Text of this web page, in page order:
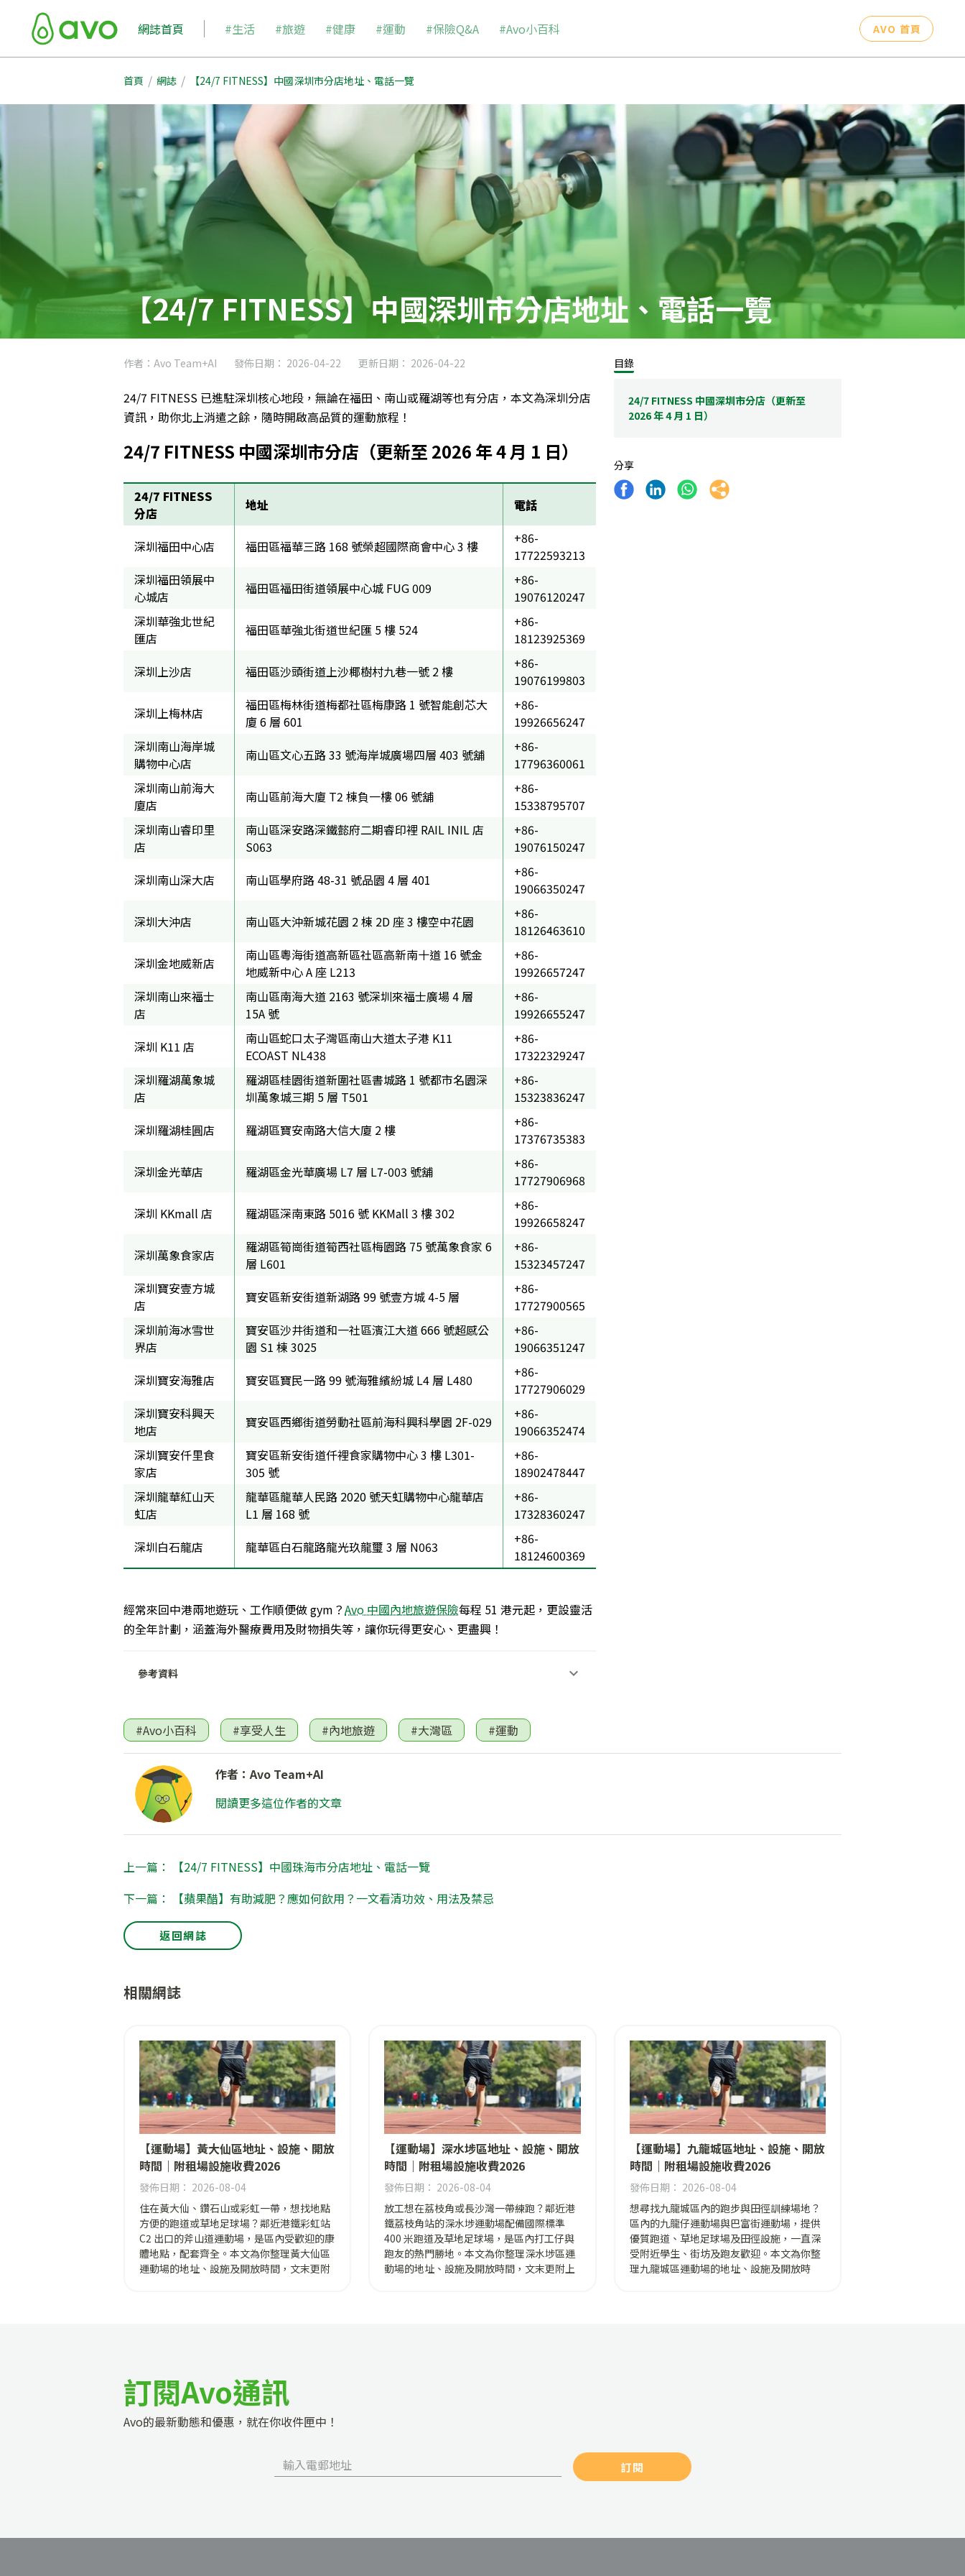
網誌首頁 #生活 #旅遊 #健康 #運動 #保險Q&A #Avo小百科 AVO 首頁
首頁 / 網誌 / 【24/7 FITNESS】中國深圳市分店地址、電話一覽
【24/7 FITNESS】中國深圳市分店地址、電話一覽
作者：Avo Team+AI 發佈日期： 2026-04-22 更新日期： 2026-04-22
24/7 FITNESS 已進駐深圳核心地段，無論在福田、南山或羅湖等也有分店，本文為深圳分店
資訊，助你北上消遣之餘，隨時開啟高品質的運動旅程！
24/7 FITNESS 中國深圳市分店（更新至 2026 年 4 月 1 日）
24/7 FITNESS
分店
地址 電話
深圳福田中心店 福田區福華三路 168 號榮超國際商會中心 3 樓
+86-
17722593213
深圳福田領展中
心城店
福田區福田街道領展中心城 FUG 009
+86-
19076120247
深圳華強北世紀
匯店
福田區華強北街道世紀匯 5 樓 524
+86-
18123925369
深圳上沙店
福田區沙頭街道上沙椰樹村九巷一號 2 樓
+86-
19076199803
深圳上梅林店
福田區梅林街道梅都社區梅康路 1 號智能創芯大
廈 6 層 601
+86-
19926656247
深圳南山海岸城
購物中心店
南山區文心五路 33 號海岸城廣場四層 403 號舖
+86-
17796360061
深圳南山前海大
廈店
南山區前海大廈 T2 棟負一樓 06 號舖
+86-
15338795707
深圳南山睿印里
店
南山區深安路深鐵懿府二期睿印裡 RAIL INIL 店
S063
+86-
19076150247
深圳南山深大店
南山區學府路 48-31 號品園 4 層 401
+86-
19066350247
深圳大沖店
南山區大沖新城花園 2 棟 2D 座 3 樓空中花園
+86-
18126463610
深圳金地威新店
南山區粵海街道高新區社區高新南十道 16 號金
地威新中心 A 座 L213
+86-
19926657247
深圳南山來福士
店
南山區南海大道 2163 號深圳來福士廣場 4 層
15A 號
+86-
19926655247
深圳 K11 店
南山區蛇口太子灣區南山大道太子港 K11
ECOAST NL438
+86-
17322329247
深圳羅湖萬象城
店
羅湖區桂園街道新圍社區書城路 1 號都市名園深
圳萬象城三期 5 層 T501
+86-
15323836247
深圳羅湖桂圓店
羅湖區寶安南路大信大廈 2 樓
+86-
17376735383
深圳金光華店
羅湖區金光華廣場 L7 層 L7-003 號舖
+86-
17727906968
深圳 KKmall 店
羅湖區深南東路 5016 號 KKMall 3 樓 302
+86-
19926658247
深圳萬象食家店
羅湖區筍崗街道筍西社區梅園路 75 號萬象食家 6
層 L601
+86-
15323457247
深圳寶安壹方城
店
寶安區新安街道新湖路 99 號壹方城 4-5 層
+86-
17727900565
深圳前海冰雪世
界店
寶安區沙井街道和一社區濱江大道 666 號超感公
園 S1 棟 3025
+86-
19066351247
深圳寶安海雅店
寶安區寶民一路 99 號海雅繽紛城 L4 層 L480
+86-
17727906029
深圳寶安科興天
地店
寶安區西鄉街道勞動社區前海科興科學園 2F-029
+86-
19066352474
深圳寶安仟里食
家店
寶安區新安街道仟裡食家購物中心 3 樓 L301-
305 號
+86-
18902478447
深圳龍華紅山天
虹店
龍華區龍華人民路 2020 號天虹購物中心龍華店
L1 層 168 號
+86-
17328360247
深圳白石龍店
龍華區白石龍路龍光玖龍璽 3 層 N063
+86-
18124600369
經常來回中港兩地遊玩、工作順便做 gym？Avo 中國內地旅遊保險每程 51 港元起，更設靈活
的全年計劃，涵蓋海外醫療費用及財物損失等，讓你玩得更安心、更盡興！
參考資料
目錄
24/7 FITNESS 中國深圳市分店（更新至
2026 年 4 月 1 日）
分享
#Avo小百科 #享受人生 #內地旅遊 #大灣區 #運動
作者：Avo Team+AI
閱讀更多這位作者的文章
上一篇： 【24/7 FITNESS】中國珠海市分店地址、電話一覽
下一篇： 【蘋果醋】有助減肥？應如何飲用？一文看清功效、用法及禁忌
返回網誌
相關網誌
【運動場】黃大仙區地址、設施、開放
時間｜附租場設施收費2026
發佈日期： 2026-08-04
住在黃大仙、鑽石山或彩虹一帶，想找地點
方便的跑道或草地足球場？鄰近港鐵彩虹站
C2 出口的斧山道運動場，是區內受歡迎的康
體地點，配套齊全。本文為你整理黃大仙區
運動場的地址、設施及開放時間，文末更附
【運動場】深水埗區地址、設施、開放
時間｜附租場設施收費2026
發佈日期： 2026-08-04
放工想在荔枝角或長沙灣一帶練跑？鄰近港
鐵荔枝角站的深水埗運動場配備國際標準
400 米跑道及草地足球場，是區內打工仔與
跑友的熱門勝地。本文為你整理深水埗區運
動場的地址、設施及開放時間，文末更附上
【運動場】九龍城區地址、設施、開放
時間｜附租場設施收費2026
發佈日期： 2026-08-04
想尋找九龍城區內的跑步與田徑訓練場地？
區內的九龍仔運動場與巴富街運動場，提供
優質跑道、草地足球場及田徑設施，一直深
受附近學生、街坊及跑友歡迎。本文為你整
理九龍城區運動場的地址、設施及開放時
訂閱Avo通訊
Avo的最新動態和優惠，就在你收件匣中！
訂閱